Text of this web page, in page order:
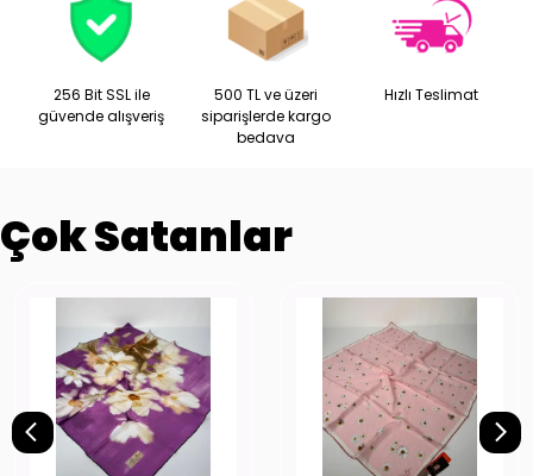
256 Bit SSL ile
güvende alışveriş
500 TL ve üzeri
siparişlerde kargo
bedava
Hızlı Teslimat
Çok Satanlar